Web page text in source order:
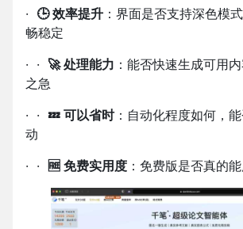
· 🕒效率提升 ：界面是否支持深色模
畅稳定
· · 🚀处理能力 ：能否快速生成可用
之急
· · 💤 可以省时：自动化程度如何，
动
· · 🆓 免费实用度 ：免费版是否真的